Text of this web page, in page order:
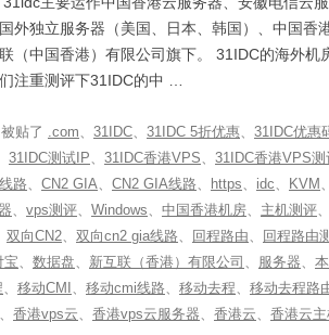
外独立服务器（美国、日本、韩国）、中国香
（中国香港）有限公司旗下。 31IDC的海外机
注重测评下31IDC的中 …
贴了 .com、 31IDC、 31IDC 5折优惠、 31IDC优惠
31IDC测试IP、 31IDC香港VPS、 31IDC香港VPS测
路、 CN2 GIA、 CN2 GIA线路、 https、 idc、 KVM 、
、 vps测评、 Windows、 中国香港机房、 主机测评、
双向CN2、 双向cn2 gia线路、 回程路由、 回程路由
宝、 数据盘、 新互联（香港）有限公司 、 服务器、
、 移动CMI 、 移动cmi线路、 移动去程、 移动去程路
、 香港vps云、 香港vps云服务器、 香港云、 香港云